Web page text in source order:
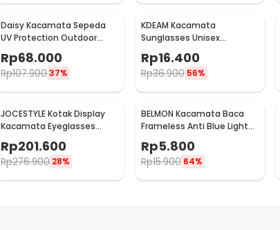
Daisy Kacamata Sepeda
UV Protection Outdoor
Cycling Sunglasses - X7
Rp68.000
Rp107.90037%
KDEAM Kacamata
Sunglasses Unisex
Polarized Anti Silau
Outdoor UV200 KD156 -
KD156
Rp16.400
Rp36.900 56%
JOCESTYLE Kotak Display
Kacamata Eyeglasses
Sunglasses Box 12 Slot -
SWK78
Rp201.600
Rp276.900 28%
BELMON Kacamata Baca
Frameless Anti Blue Light
Reading Plus 1 - 641
Rp5.800
Rp15.900 64%